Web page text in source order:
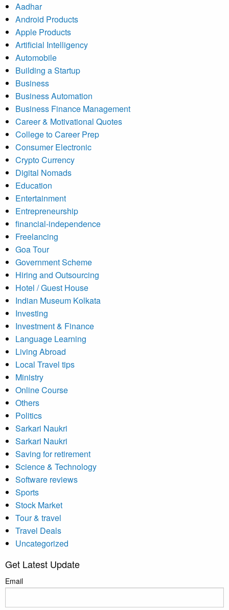
Aadhar
Android Products
Apple Products
Artificial Intelligency
Automobile
Building a Startup
Business
Business Automation
Business Finance Management
Career & Motivational Quotes
College to Career Prep
Consumer Electronic
Crypto Currency
Digital Nomads
Education
Entertainment
Entrepreneurship
financial-independence
Freelancing
Goa Tour
Government Scheme
Hiring and Outsourcing
Hotel / Guest House
Indian Museum Kolkata
Investing
Investment & Finance
Language Learning
Living Abroad
Local Travel tips
Ministry
Online Course
Others
Politics
Sarkari Naukri
Sarkari Naukri
Saving for retirement
Science & Technology
Software reviews
Sports
Stock Market
Tour & travel
Travel Deals
Uncategorized
Get Latest Update
Email